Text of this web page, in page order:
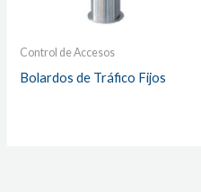
Control de Accesos
Bolardos de Tráfico Fijos